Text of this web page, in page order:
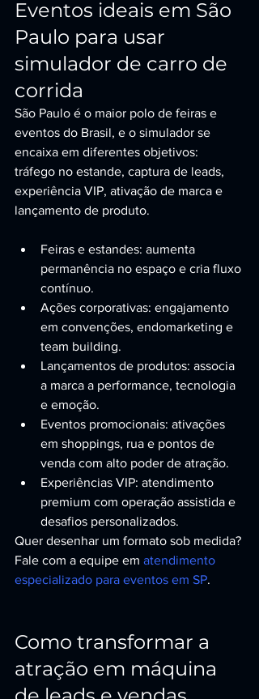
Eventos ideais em São
Paulo para usar
simulador de carro de
corrida
São Paulo é o maior polo de feiras e
eventos do Brasil, e o simulador se
encaixa em diferentes objetivos:
tráfego no estande, captura de leads,
experiência VIP, ativação de marca e
lançamento de produto.
Feiras e estandes: aumenta
permanência no espaço e cria fluxo
contínuo.
Ações corporativas: engajamento
em convenções, endomarketing e
team building.
Lançamentos de produtos: associa
a marca a performance, tecnologia
e emoção.
Eventos promocionais: ativações
em shoppings, rua e pontos de
venda com alto poder de atração.
Experiências VIP: atendimento
premium com operação assistida e
desafios personalizados.
Quer desenhar um formato sob medida?
Fale com a equipe em atendimento
especializado para eventos em SP.
Como transformar a
atração em máquina